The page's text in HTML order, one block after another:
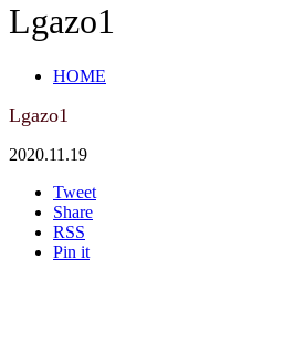
Lgazo1
HOME
Lgazo1
2020.11.19
Tweet
Share
RSS
Pin it